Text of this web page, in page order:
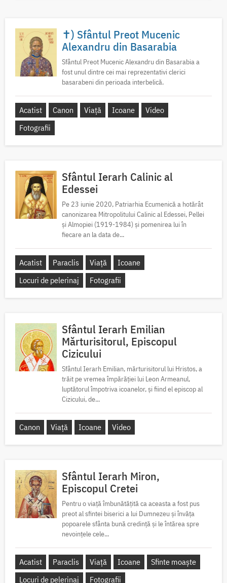
✝) Sfântul Preot Mucenic
Alexandru din Basarabia
Sfântul Preot Mucenic Alexandru din Basarabia a
fost unul dintre cei mai reprezentativi clerici
basarabeni din perioada interbelică.
Acatist Canon Viață Icoane
Video
Fotografii
Sfântul Ierarh Calinic al
Edessei
Pe 23 iunie 2020, Patriarhia Ecumenică a hotărât
canonizarea Mitropolitului Calinic al Edessei, Pellei
și Almopiei (1919-1984) și pomenirea lui în
fiecare an la data de...
Acatist Paraclis Viață
Icoane
Locuri de pelerinaj
Fotografii
Sfântul Ierarh Emilian
Mărturisitorul, Episcopul
Cizicului
Sfântul Ierarh Emilian, mărturisitorul lui Hristos, a
trăit pe vremea împărăției lui Leon Armeanul,
luptătorul împotriva icoanelor, și fiind el episcop al
Cizicului, de...
Canon Viață Icoane Video
Sfântul Ierarh Miron,
Episcopul Cretei
Pentru o viață îmbunătățită ca aceasta a fost pus
preot al sfintei biserici a lui Dumnezeu și învăța
popoarele sfânta bună credință și le întărea spre
nevoințele cele...
Acatist Paraclis Viață Icoane
Sfinte moaște
Locuri de pelerinaj
Fotografii